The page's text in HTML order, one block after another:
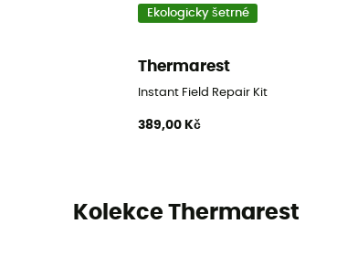
Ekologicky šetrné
Thermarest
Instant Field Repair Kit
389,00 Kč
Kolekce Thermarest